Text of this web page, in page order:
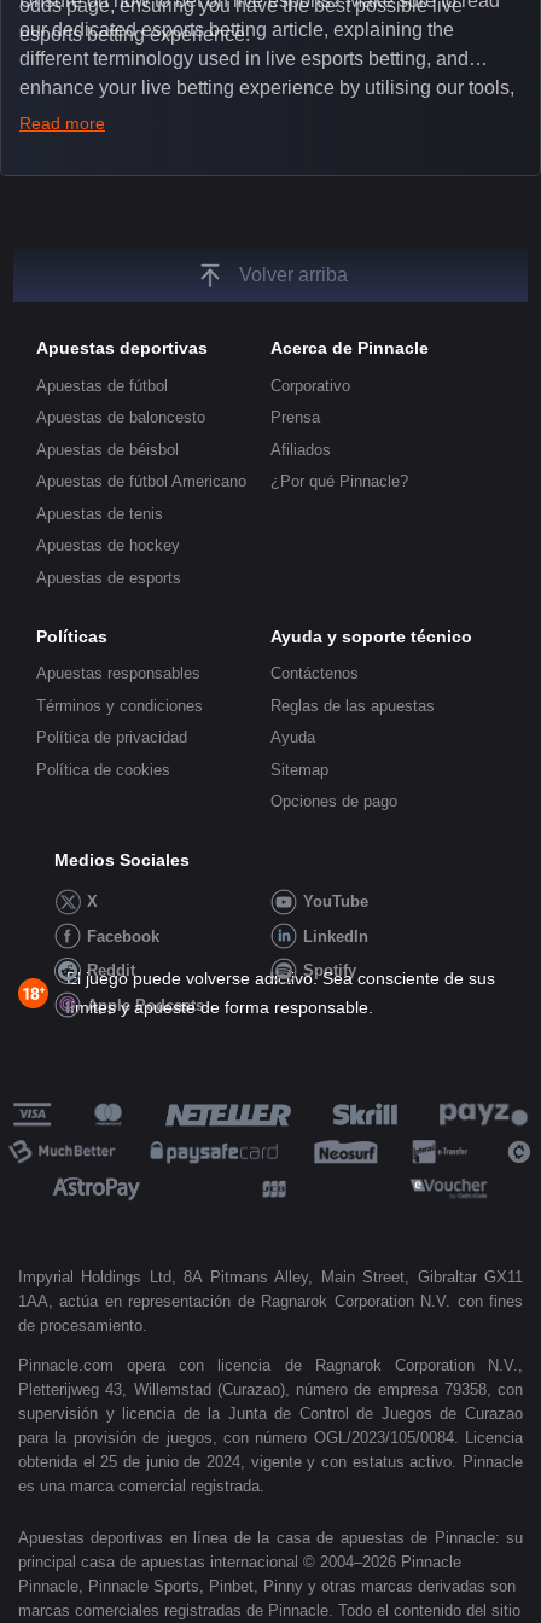
odds page, ensuring you have the best possible live
esports betting experience.
our dedicated esports betting article, explaining the
different terminology used in live esports betting, and
enhance your live betting experience by utilising our tools,
such as integrated live broadcasts, match and round
unique insights on the latest esports events.
Read more
Volver arriba
Apuestas deportivas
Apuestas de fútbol
Apuestas de baloncesto
Apuestas de béisbol
Apuestas de fútbol Americano
Apuestas de tenis
Apuestas de hockey
Apuestas de esports
Acerca de Pinnacle
Corporativo
Prensa
Afiliados
¿Por qué Pinnacle?
Políticas
Apuestas responsables
Términos y condiciones
Política de privacidad
Política de cookies
Ayuda y soporte técnico
Contáctenos
Reglas de las apuestas
Ayuda
Sitemap
Opciones de pago
Medios Sociales
X
YouTube
Facebook
LinkedIn
Reddit
Spotify
Apple Podcasts
El juego puede volverse adictivo. Sea consciente de sus
límites y apueste de forma responsable.
Impyrial Holdings Ltd, 8A Pitmans Alley, Main Street, Gibraltar GX11
1AA, actúa en representación de Ragnarok Corporation N.V. con fines
de procesamiento.
Pinnacle.com opera con licencia de Ragnarok Corporation N.V.,
Pletterijweg 43, Willemstad (Curazao), número de empresa 79358, con
supervisión y licencia de la Junta de Control de Juegos de Curazao
para la provisión de juegos, con número OGL/2023/105/0084. Licencia
obtenida el 25 de junio de 2024, vigente y con estatus activo. Pinnacle
es una marca comercial registrada.
Apuestas deportivas en línea de la casa de apuestas de Pinnacle: su
principal casa de apuestas internacional © 2004–2026 Pinnacle
Pinnacle, Pinnacle Sports, Pinbet, Pinny y otras marcas derivadas son
marcas comerciales registradas de Pinnacle. Todo el contenido del sitio